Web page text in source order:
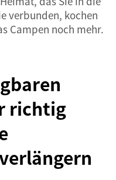
verbunden, kochen
Campen noch mehr.
richtig